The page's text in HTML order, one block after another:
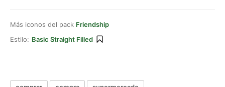
Más iconos del pack Friendship
Estilo: Basic Straight Filled